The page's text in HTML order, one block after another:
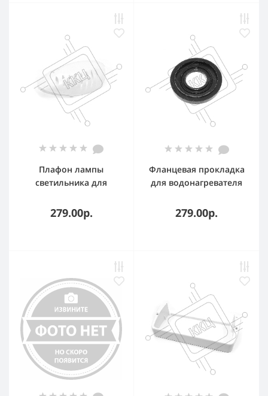
Плафон лампы
светильника для
Ariston, Hotpoint-
Ariston 857109
279.00р.
Фланцевая прокладка
для водонагревателя
279.00р.